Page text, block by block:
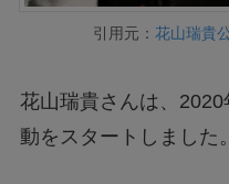
引用元： 花山瑞貴
花山瑞貴さんは、
動をスタートしました。